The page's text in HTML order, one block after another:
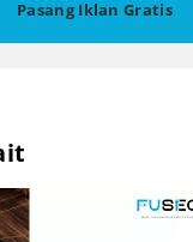
Pasang Iklan Gratis